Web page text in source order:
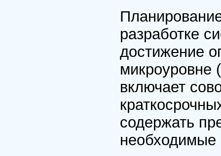
разработке
достижение
микроуровне
включает
содержать